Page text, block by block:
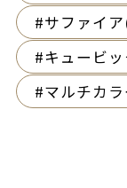
サファイ
キュービ
マルチカラ